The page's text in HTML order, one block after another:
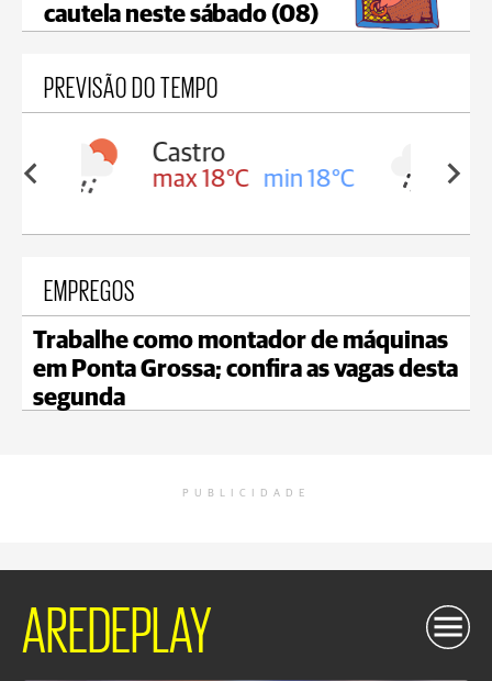
cautela neste sábado (08)
PREVISÃO DO TEMPO
18°C
Carambeí
max 18°C min 17°C
EMPREGOS
Trabalhe como montador de máquinas
em Ponta Grossa; confira as vagas desta
segunda
PUBLICIDADE
AREDEPLAY